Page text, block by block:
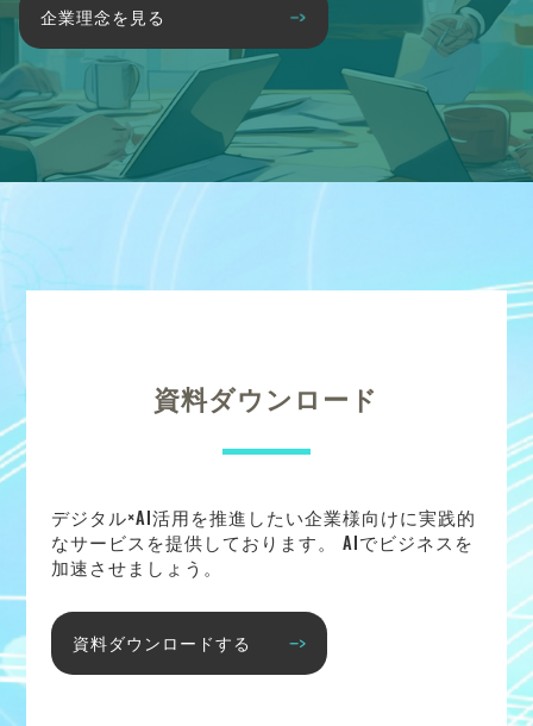
企業理念を見る
資料ダウンロード
デジタル×AI活用を推進したい企業様向けに実践的
なサービスを提供しております。 AIでビジネスを
加速させましょう。
資料ダウンロードする